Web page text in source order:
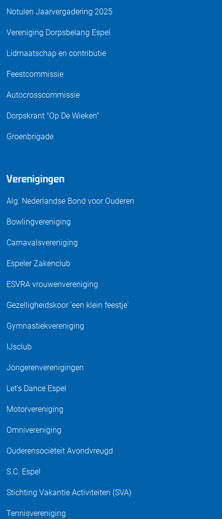
Notulen Jaarvergadering 2025
Vereniging Dorpsbelang Espel
Lidmaatschap en contributie
Feestcommissie
Autocrosscommissie
Dorpskrant "Op De Wieken"
Groenbrigade
Verenigingen
Alg. Nederlandse Bond voor Ouderen
Bowlingvereniging
Carnavalsvereniging
Espeler Zakenclub
ESVRA vrouwenvereniging
Gezelligheidskoor 'een klein feestje'
Gymnastiekvereniging
IJsclub
Jongerenverenigingen
Let’s Dance Espel
Motorvereniging
Omnivereniging
Ouderensociëteit Avondvreugd
S.C. Espel
Stichting Vakantie Activiteiten (SVA)
Tennisvereniging